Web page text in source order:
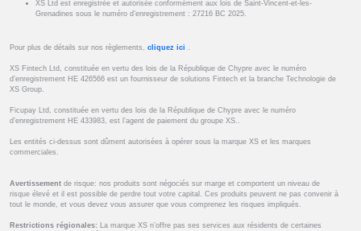
XS Ltd est enregistrée et autorisée conformément aux lois de Saint-Vincent-et-les-
Grenadines sous le numéro d’enregistrement : 27216 BC 2025.
Pour plus de détails sur nos règlements, cliquez ici .
XS Fintech Ltd, constituée en vertu des lois de la République de Chypre avec le numéro
d’enregistrement HE 426566 est un fournisseur de solutions Fintech et la branche Technologie de
XS Group.
Ficupay Ltd, constituée en vertu des lois de la République de Chypre avec le numéro
d’enregistrement HE 433983, est l’agent de paiement du groupe XS..
Les entités ci-dessus sont dûment autorisées à opérer sous la marque XS et les marques
commerciales.
Avertissement de risque: nos produits sont négociés sur marge et comportent un niveau de
risque élevé et il est possible de perdre tout votre capital. Ces produits peuvent ne pas convenir à
tout le monde, et vous devez vous assurer que vous comprenez les risques impliqués.
Restrictions régionales: La marque XS n’offre pas ses services aux résidents de certaines